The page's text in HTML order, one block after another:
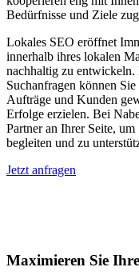
Bedürfnisse und Ziele
Lokales SEO eröffnet
innerhalb ihres lokalen
nachhaltig zu
Suchanfragen können
Aufträge und Kunden
Erfolge erzielen. Bei
Partner an Ihrer Seite,
begleiten und zu
Jetzt anfragen
Maximieren Sie